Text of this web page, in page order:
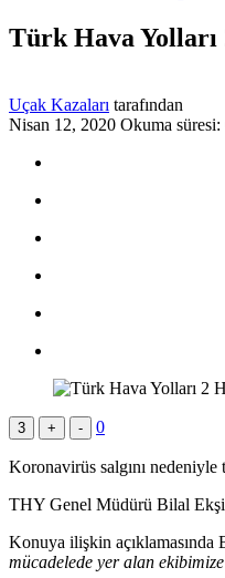
Türk Hava Yolları
Uçak Kazaları tarafından
Nisan 12, 2020 Okuma süresi:
3 + - 0
Koronavirüs salgını nedeniyle
THY Genel Müdürü Bilal
Konuya ilişkin açıklamasında
mücadelede yer alan